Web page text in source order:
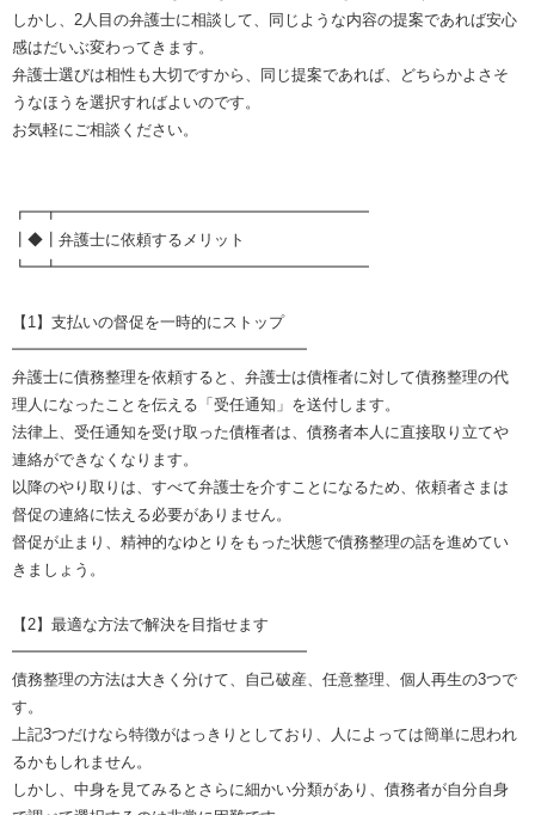
しかし、2人目の弁護士に相談して、同じような内容の提案であれば安心
感はだいぶ変わってきます。
弁護士選びは相性も大切ですから、同じ提案であれば、どちらかよさそ
うなほうを選択すればよいのです。
お気軽にご相談ください。
┏━┳━━━━━━━━━━━━━━━━━━━━
┃◆┃弁護士に依頼するメリット
┗━┻━━━━━━━━━━━━━━━━━━━━
【1】支払いの督促を一時的にストップ
━━━━━━━━━━━━━━━━━━━
弁護士に債務整理を依頼すると、弁護士は債権者に対して債務整理の代
理人になったことを伝える「受任通知」を送付します。
法律上、受任通知を受け取った債権者は、債務者本人に直接取り立てや
連絡ができなくなります。
以降のやり取りは、すべて弁護士を介すことになるため、依頼者さまは
督促の連絡に怯える必要がありません。
督促が止まり、精神的なゆとりをもった状態で債務整理の話を進めてい
きましょう。
【2】最適な方法で解決を目指せます
━━━━━━━━━━━━━━━━━━━
債務整理の方法は大きく分けて、自己破産、任意整理、個人再生の3つで
す。
上記3つだけなら特徴がはっきりとしており、人によっては簡単に思われ
るかもしれません。
しかし、中身を見てみるとさらに細かい分類があり、債務者が自分自身